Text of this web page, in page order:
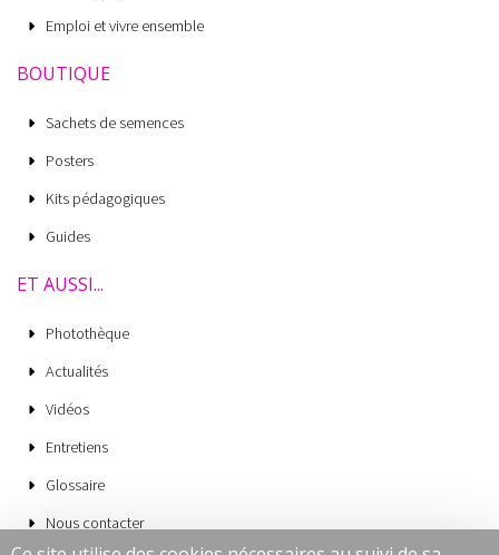
Emploi et vivre ensemble
BOUTIQUE
Sachets de semences
Posters
Kits pédagogiques
Guides
ET AUSSI...
Photothèque
Actualités
Vidéos
Entretiens
Glossaire
Nous contacter